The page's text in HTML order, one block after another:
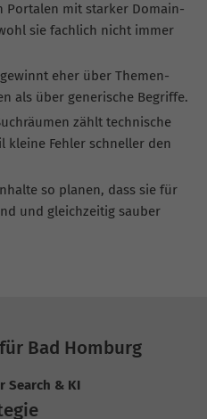
Portalen mit starker Domain-
sie fachlich nicht immer
eher über Themen-
als über generische Begriffe.
zählt technische
kleine Fehler schneller den
so planen, dass sie für
und gleichzeitig sauber
Bad Homburg
Search & KI